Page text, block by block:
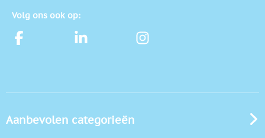
Volg ons ook op:
Aanbevolen categorieën